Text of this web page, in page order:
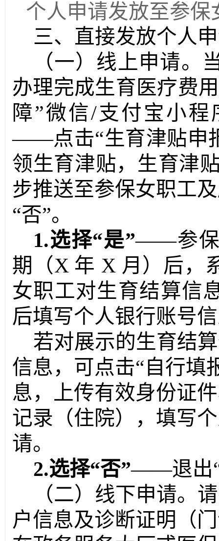
个人申请发放至参
三、直接发放个人
（一）线上申请。
办理完成生育医疗费
障”微信/支付宝小程
——点击“生育津贴申
领生育津贴，生育津
步推送至参保女职工
“否”。
1.选择“是”——参保
期（X 年 X 月）后，
女职工对生育结算信
后填写个人银行账号
若对展示的生育结
信息，可点击“自行填
息 ， 上传有效身份证
记录（住院），填写
请。
2.选择“否”——退出“
（二）线下申请。
户信息及诊断证明（